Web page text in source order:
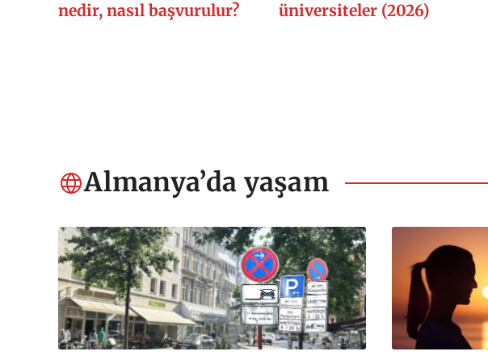
nedir, nasıl başvurulur?
üniversiteler (2026)
Almanya’da yaşam